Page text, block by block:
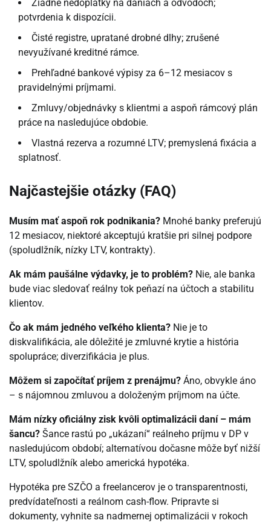
Žiadne nedoplatky na daniach a odvodoch;
potvrdenia k dispozícii.
Čisté registre, upratané drobné dlhy; zrušené
nevyužívané kreditné rámce.
Prehľadné bankové výpisy za 6–12 mesiacov s
pravidelnými príjmami.
Zmluvy/objednávky s klientmi a aspoň rámcový plán
práce na nasledujúce obdobie.
Vlastná rezerva a rozumné LTV; premyslená fixácia a
splatnosť.
Najčastejšie otázky (FAQ)
Musím mať aspoň rok podnikania? Mnohé banky preferujú
12 mesiacov, niektoré akceptujú kratšie pri silnej podpore
(spoludlžník, nízky LTV, kontrakty).
Ak mám paušálne výdavky, je to problém? Nie, ale banka
bude viac sledovať reálny tok peňazí na účtoch a stabilitu
klientov.
Čo ak mám jedného veľkého klienta? Nie je to
diskvalifikácia, ale dôležité je zmluvné krytie a história
spolupráce; diverzifikácia je plus.
Môžem si započítať príjem z prenájmu? Áno, obvykle áno
– s nájomnou zmluvou a doloženým príjmom na účte.
Mám nízky oficiálny zisk kvôli optimalizácii daní – mám
šancu? Šance rastú po „ukázaní“ reálneho príjmu v DP v
nasledujúcom období; alternatívou dočasne môže byť nižší
LTV, spoludlžník alebo americká hypotéka.
Hypotéka pre SZČO a freelancerov je o transparentnosti,
predvídateľnosti a reálnom cash-flow. Pripravte si
dokumenty, vyhnite sa nadmernej optimalizácii v rokoch